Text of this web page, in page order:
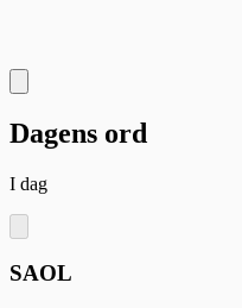
Dagens ord
I dag
SAOL